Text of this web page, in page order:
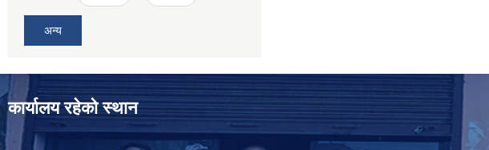
अन्य
कार्यालय रहेको स्थान